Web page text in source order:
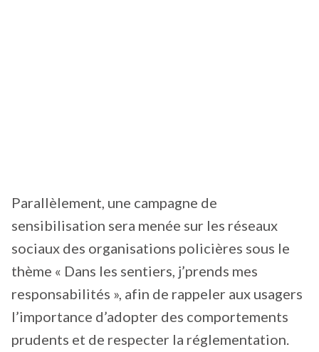
Parallèlement, une campagne de
sensibilisation sera menée sur les réseaux
sociaux des organisations policières sous le
thème « Dans les sentiers, j’prends mes
responsabilités », afin de rappeler aux usagers
l’importance d’adopter des comportements
prudents et de respecter la réglementation.